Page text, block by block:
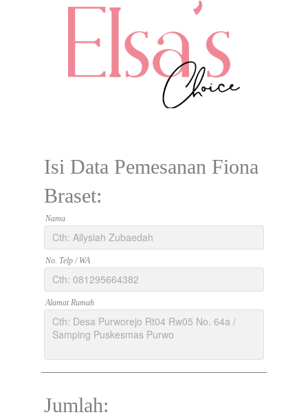
Isi Data Pemesanan Fiona
Braset:
Nama
No. Telp / WA
Alamat Rumah
Jumlah: